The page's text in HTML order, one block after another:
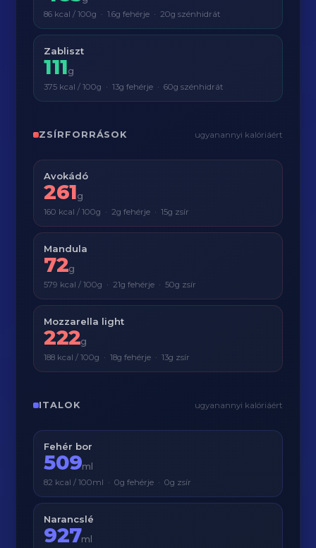
86 kcal / 100g · 1.6g fehérje · 20g szénhidrát
Zabliszt
111g
375 kcal / 100g · 13g fehérje · 60g szénhidrát
ZSÍRFORRÁSOK ugyanannyi kalóriáért
Avokádó
261g
160 kcal / 100g · 2g fehérje · 15g zsír
Mandula
72g
579 kcal / 100g · 21g fehérje · 50g zsír
Mozzarella light
222g
188 kcal / 100g · 18g fehérje · 13g zsír
ITALOK ugyanannyi kalóriáért
Fehér bor
509ml
82 kcal / 100ml · 0g fehérje · 0g zsír
Narancslé
927ml